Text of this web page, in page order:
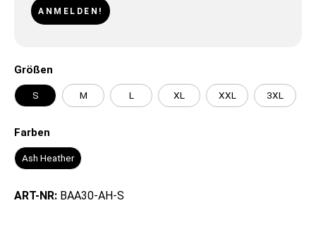
ANMELDEN!
Größen
S M L XL XXL 3XL
Farben
Ash Heather
ART-NR: BAA30-AH-S